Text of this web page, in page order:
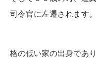
司令官に左遷されます。
格の低い家の出身であ